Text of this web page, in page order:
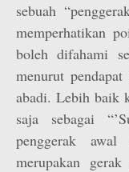
sebuah
memperhatikan
boleh difahami
menurut
abadi. Lebih baik
saja sebagai
penggerak
merupakan